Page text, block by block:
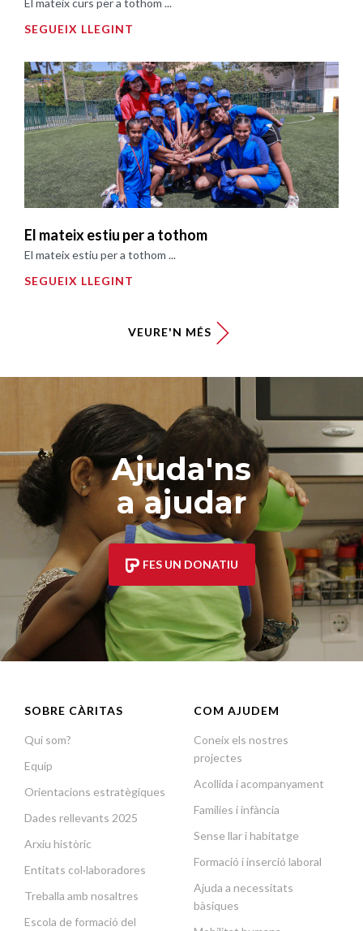
SEGUEIX LLEGINT
El mateix estiu per a tothom
El mateix estiu per a tothom ...
SEGUEIX LLEGINT
VEURE'N MÉS
Ajuda'ns
a ajudar
FES UN DONATIU
SOBRE CÀRITAS
Qui som?
Equip
Orientacions estratègiques
Dades rellevants 2025
Arxiu històric
Entitats col·laboradores
Treballa amb nosaltres
Escola de formació del
COM AJUDEM
Coneix els nostres
projectes
Acollida i acompanyament
Famílies i infància
Sense llar i habitatge
Formació i inserció laboral
Ajuda a necessitats
bàsiques